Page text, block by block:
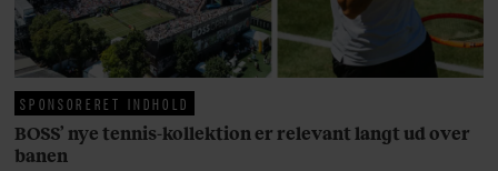
livsglæde, han nægter at give slip
på.
SPONSORERET INDHOLD
BOSS’ nye tennis-kollektion er relevant langt ud over
banen